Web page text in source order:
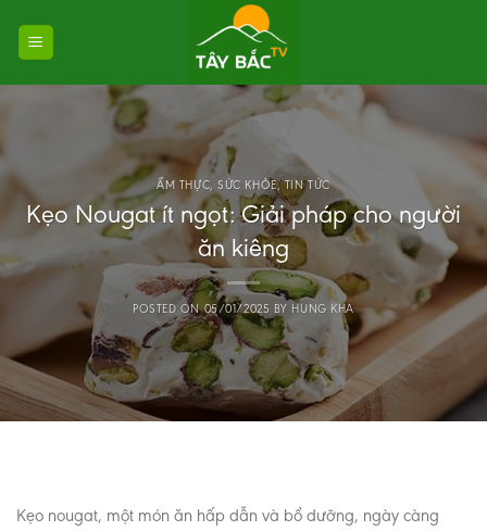
ẨM THỰC ,SỨC KHỎE,TIN TỨC
Kẹo Nougat ít ngọt: Giải pháp cho người
ăn kiêng
POSTED ON05/01/2025 BY HUNG KHA
Kẹo nougat, một món ăn hấp dẫn và bổ dưỡng, ngày càng